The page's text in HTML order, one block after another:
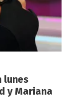
lunes
y Mariana